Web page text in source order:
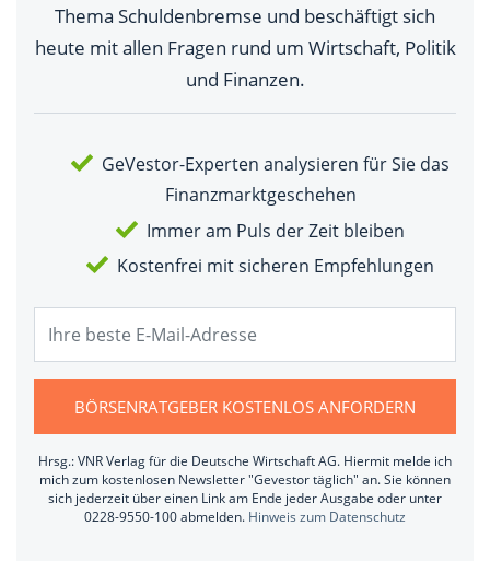
Thema Schuldenbremse und beschäftigt sich
heute mit allen Fragen rund um Wirtschaft, Politik
und Finanzen.
GeVestor-Experten analysieren für Sie das
Finanzmarktgeschehen
Immer am Puls der Zeit bleiben
Kostenfrei mit sicheren Empfehlungen
BÖRSENRATGEBER KOSTENLOS ANFORDERN
Hrsg.: VNR Verlag für die Deutsche Wirtschaft AG. Hiermit melde ich
mich zum kostenlosen Newsletter "Gevestor täglich" an. Sie können
sich jederzeit über einen Link am Ende jeder Ausgabe oder unter
0228-9550-100 abmelden. Hinweis zum Datenschutz